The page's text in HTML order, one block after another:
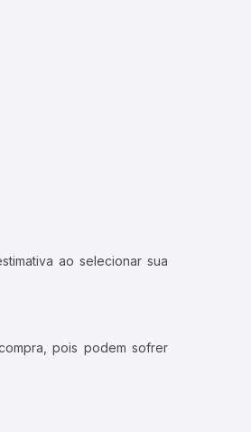
ao selecionar sua
pois podem sofrer